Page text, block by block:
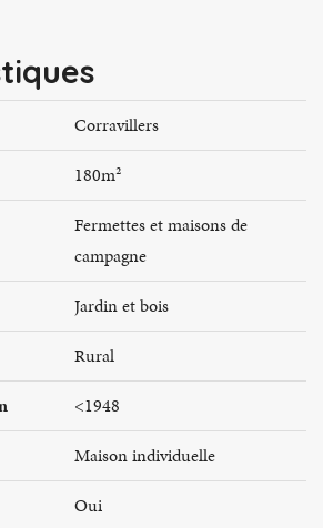
Corravillers
180m²
Fermettes et maisons de
campagne
Jardin et bois
Rural
<1948
Maison individuelle
Oui